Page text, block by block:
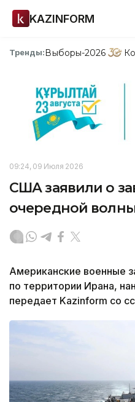
KAZINFORM
Тренды:Выборы-2026
09:24, 09 Июля 2026
США заявили о
очередной
Американские военные
по территории Ирана,
передает Kazinform со